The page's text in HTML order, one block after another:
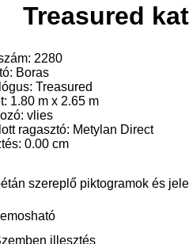
Treasured
2280
Boras
Treasured
1.80 m x 2.65 m
vlies
ragasztó: Metylan Direct
0.00 cm
szereplő piktogramok és
illesztés